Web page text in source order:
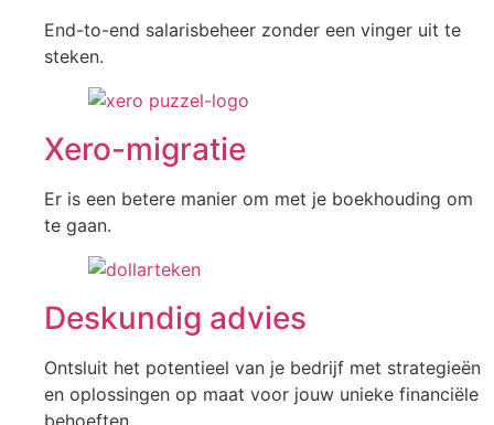
End-to-end salarisbeheer zonder een vinger uit te
steken.
Xero-migratie
Er is een betere manier om met je boekhouding om
te gaan.
Deskundig advies
Ontsluit het potentieel van je bedrijf met strategieën
en oplossingen op maat voor jouw unieke financiële
behoeften.